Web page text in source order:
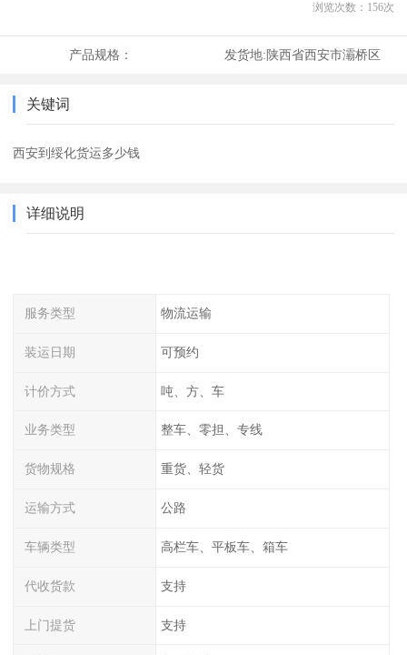
浏览次数： 156次
产品规格： 发货地:陕西省西安市灞桥区
关键词
西安到绥化货运多少钱
详细说明
服务类型 物流运输
装运日期 可预约
计价方式 吨、方、车
业务类型 整车、零担、专线
货物规格 重货、轻货
运输方式 公路
车辆类型 高栏车、平板车、箱车
代收货款 支持
上门提货 支持